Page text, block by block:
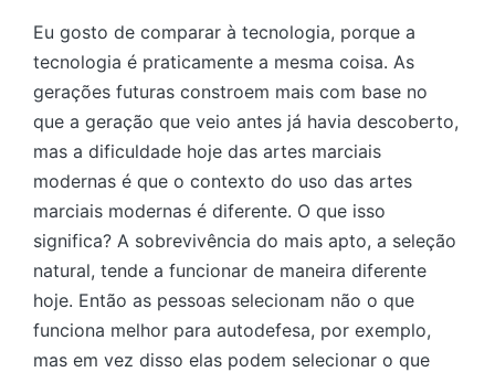
Eu gosto de comparar à tecnologia, porque a
tecnologia é praticamente a mesma coisa. As
gerações futuras constroem mais com base no
que a geração que veio antes já havia descoberto,
mas a dificuldade hoje das artes marciais
modernas é que o contexto do uso das artes
marciais modernas é diferente. O que isso
significa? A sobrevivência do mais apto, a seleção
natural, tende a funcionar de maneira diferente
hoje. Então as pessoas selecionam não o que
funciona melhor para autodefesa, por exemplo,
mas em vez disso elas podem selecionar o que